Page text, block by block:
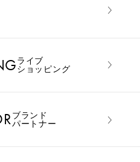
ライブ
ショッピング
ブランド
パートナー